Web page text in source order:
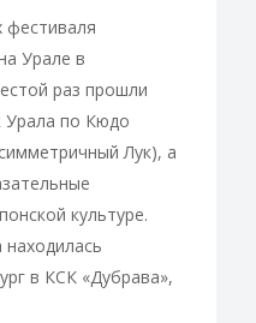
фестиваля
Урале в
раз прошли
Урала по Кюдо
Лук), а
культуре.
в КСК «Дубрава»,